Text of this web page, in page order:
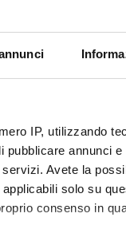
IP, utilizzando
annunci e
Avete la
solo su
consenso in